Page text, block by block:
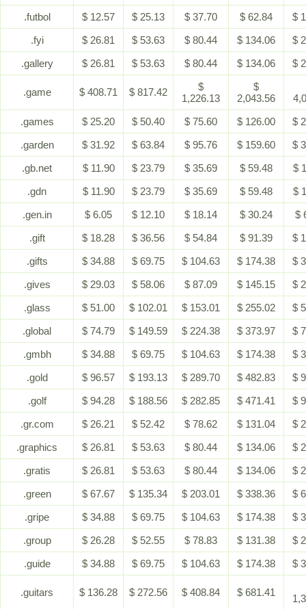
.futbol
$ 12.57 $ 25.13 $ 37.70 $ 62.84
$
.fyi
$ 26.81 $ 53.63 $ 80.44 $ 134.06
$
.gallery
$ 26.81 $ 53.63 $ 80.44 $ 134.06 $
.game $ 408.71 $ 817.42
$
1,226.13
$
2,043.56
.games
$ 25.20 $ 50.40 $ 75.60 $ 126.00
$
.garden
$ 31.92 $ 63.84 $ 95.76 $ 159.60
$
.gb.net
$ 11.90 $ 23.79 $ 35.69 $ 59.48
$
.gdn
$ 11.90 $ 23.79 $ 35.69 $ 59.48
$
.gen.in
$ 6.05 $ 12.10 $ 18.14 $ 30.24
$
.gift
$ 18.28 $ 36.56 $ 54.84 $ 91.39
$
.gifts
$ 34.88 $ 69.75 $ 104.63 $ 174.38
$
.gives
$ 29.03 $ 58.06 $ 87.09 $ 145.15
$
.glass
$ 51.00 $ 102.01 $ 153.01 $ 255.02
$
.global
$ 74.79 $ 149.59 $ 224.38 $ 373.97
$
.gmbh
$ 34.88 $ 69.75 $ 104.63 $ 174.38
$
.gold
$ 96.57 $ 193.13 $ 289.70 $ 482.83
$
.golf
$ 94.28 $ 188.56 $ 282.85 $ 471.41
$
.gr.com
$ 26.21 $ 52.42 $ 78.62 $ 131.04
$
.graphics
$ 26.81 $ 53.63 $ 80.44 $ 134.06
$
.gratis
$ 26.81 $ 53.63 $ 80.44 $ 134.06
$
.green
$ 67.67 $ 135.34 $ 203.01 $ 338.36
$
.gripe
$ 34.88 $ 69.75 $ 104.63 $ 174.38
$
.group
$ 26.28 $ 52.55 $ 78.83 $ 131.38
$
.guide
$ 34.88 $ 69.75 $ 104.63 $ 174.38 $
.guitars $ 136.28 $ 272.56 $ 408.84 $ 681.41